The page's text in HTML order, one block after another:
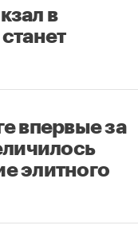
в
впервые за
элитного